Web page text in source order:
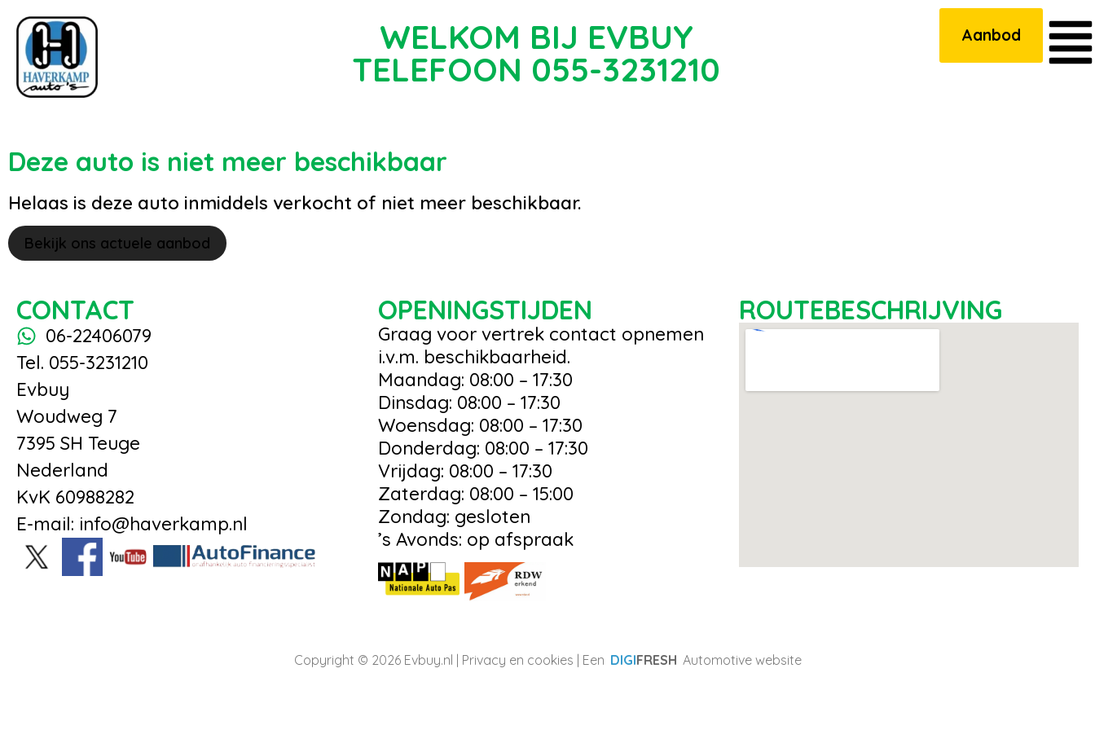
WELKOM BIJ EVBUY
TELEFOON 055-3231210
Aanbod
Deze auto is niet meer beschikbaar
Helaas is deze auto inmiddels verkocht of niet meer beschikbaar.
Bekijk ons actuele aanbod
CONTACT
06-22406079
Tel. 055-3231210
Evbuy
Woudweg 7
7395 SH Teuge
Nederland
KvK 60988282
E-mail: info@haverkamp.nl
OPENINGSTIJDEN
Graag voor vertrek contact opnemen
i.v.m. beschikbaarheid.
Maandag: 08:00 – 17:30
Dinsdag: 08:00 – 17:30
Woensdag: 08:00 – 17:30
Donderdag: 08:00 – 17:30
Vrijdag: 08:00 – 17:30
Zaterdag: 08:00 – 15:00
Zondag: gesloten
’s Avonds: op afspraak
ROUTEBESCHRIJVING
Copyright © 2026 Evbuy.nl | Privacy en cookies | Een DIGIFRESH Automotive website